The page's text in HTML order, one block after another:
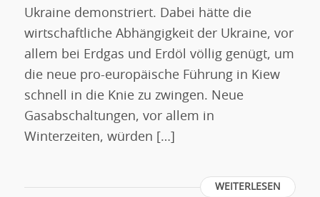
Ukraine demonstriert. Dabei hätte die
wirtschaftliche Abhängigkeit der Ukraine, vor
allem bei Erdgas und Erdöl völlig genügt, um
die neue pro-europäische Führung in Kiew
schnell in die Knie zu zwingen. Neue
Gasabschaltungen, vor allem in
Winterzeiten, würden […]
WEITERLESEN